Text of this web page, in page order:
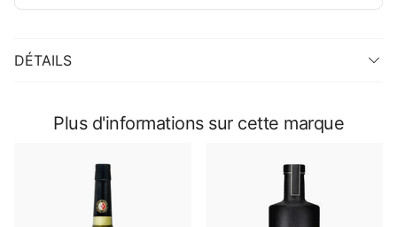
DÉTAILS
Plus d'informations sur cette marque